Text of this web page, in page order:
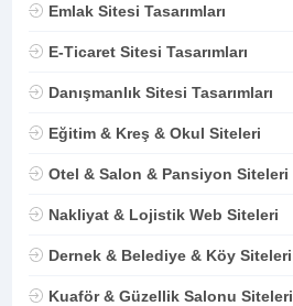
Emlak Sitesi Tasarımları
E-Ticaret Sitesi Tasarımları
Danışmanlık Sitesi Tasarımları
Eğitim & Kreş & Okul Siteleri
Otel & Salon & Pansiyon Siteleri
Nakliyat & Lojistik Web Siteleri
Dernek & Belediye & Köy Siteleri
Kuaför & Güzellik Salonu Siteleri